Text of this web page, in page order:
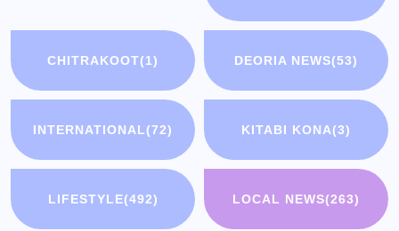
CHITRAKOOT(1) DEORIA NEWS(53)
INTERNATIONAL(72) KITABI KONA(3)
LIFESTYLE(492) LOCAL NEWS(263)